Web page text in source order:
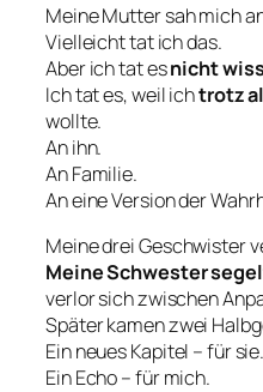
Meine Mutter sah mich
Vielleicht tat ich das.
Aber ich tat esnicht
Ich tat es, weil ichtrotz
wollte.
An ihn.
An Familie.
An eine Version der
Meine drei Geschwister
Meine Schwester
verlor sich zwischen
Später kamen zwei
Ein neues Kapitel – für sie.
Ein Echo – für mich.